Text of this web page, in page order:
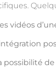
vidéos
possibilité